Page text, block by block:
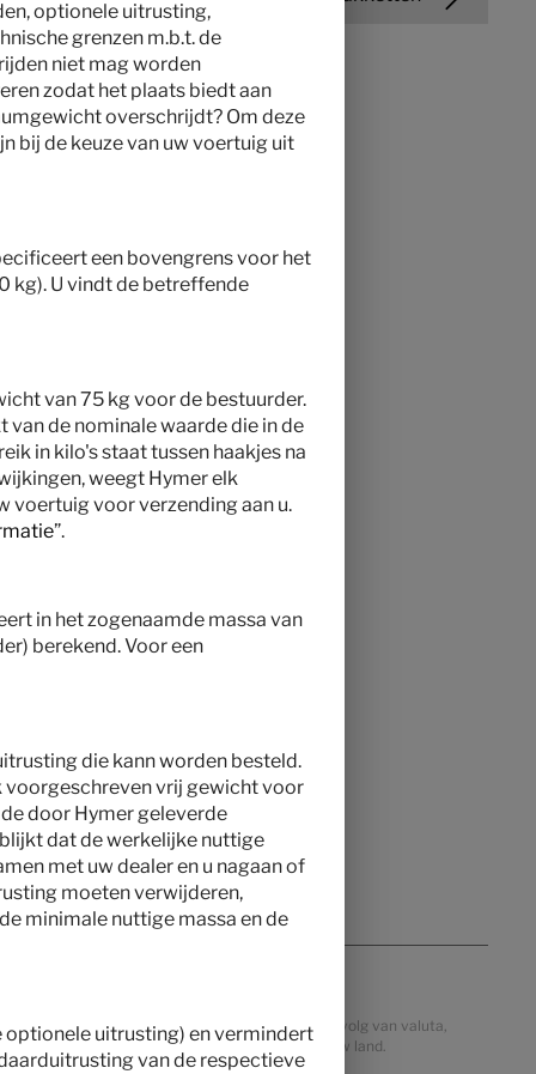
Prijzen in andere landen kunnen afwijken als gevolg van valuta,
prijzen, belastingen en invoerrechten voor uw land.
optionele uitrusting,
grenzen m.b.t. de
niet mag worden
zodat het plaats biedt aan
overschrijdt? Om deze
bij de keuze van uw voertuig uit
een bovengrens voor het
kg). U vindt de betreffende
van 75 kg voor de bestuurder.
de nominale waarde die in de
in kilo's staat tussen haakjes na
weegt Hymer elk
voertuig voor verzending aan u.
”.
in het zogenaamde massa van
berekend. Voor een
die kann worden besteld.
voorgeschreven vrij gewicht voor
door Hymer geleverde
dat de werkelijke nuttige
met uw dealer en u nagaan of
moeten verwijderen,
minimale nuttige massa en de
optionele uitrusting) en vermindert
van de respectieve